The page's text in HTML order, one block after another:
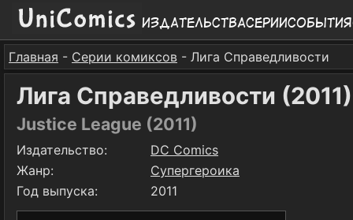
ИздательстваСерииСобытия
Главная - Серии комиксов - Лига Справедливости
Лига Справедливости (2011)
Justice League (2011)
Издательство:
DC Comics
Жанр:
Супергероика
Год выпуска:
2011